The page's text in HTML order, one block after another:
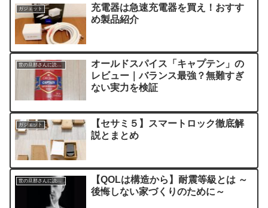
ガジェット
充電器は急速充電器を買え！おすす
め製品紹介
世の旦那さんに読んでほしい記事
オールドスパイス「キャプテン」の
レビュー｜バランス最強？無難すぎ
ない実力を検証
ガジェット
【セサミ５】スマートロック徹底解
説とまとめ
世の旦那さんに読んでほしい記事
【QOLは構造から】耐震等級とは ～
後悔しない家づくりのために～